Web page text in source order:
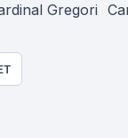
Gregori